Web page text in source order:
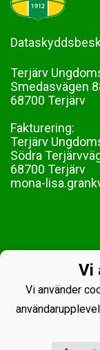
Terjärv
68700 Terjärv
Fakturering:
Terjärv
Södra
68700 Terjärv
mona-
Vi
Vi använder